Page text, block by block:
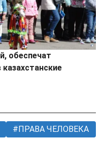
обеспечат
ПРАВA ЧЕЛОВЕКА